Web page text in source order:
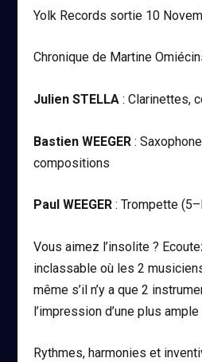
Yolk Records sortie 10
Chronique de Martine
Julien STELLA : Clarinettes,
Bastien WEEGER :
compositions
Paul WEEGER: Trompette
Vous aimez l’insolite ?
inclassable où les 2
même s’il n’y a que 2
l’impression d’une plus
Rythmes, harmonies et